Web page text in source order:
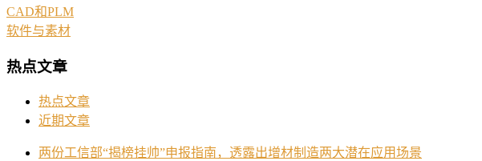
CAD和PLM
软件与素材
热点文章
热点文章
近期文章
两份工信部“揭榜挂帅”申报指南，透露出增材制造两大潜在应用场景